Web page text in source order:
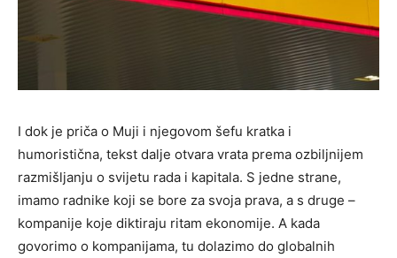
I dok je priča o Muji i njegovom šefu kratka i
humoristična, tekst dalje otvara vrata prema ozbiljnijem
razmišljanju o svijetu rada i kapitala. S jedne strane,
imamo radnike koji se bore za svoja prava, a s druge –
kompanije koje diktiraju ritam ekonomije. A kada
govorimo o kompanijama, tu dolazimo do globalnih